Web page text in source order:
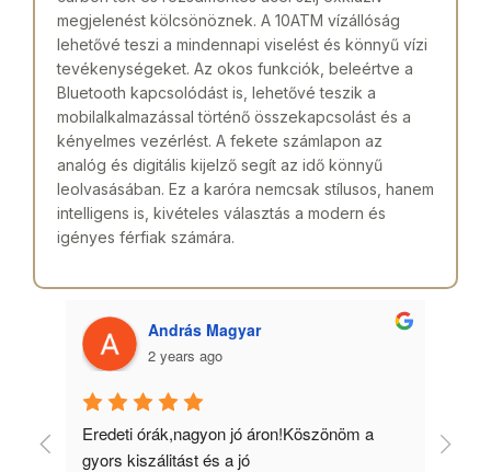
megjelenést kölcsönöznek. A 10ATM vízállóság
lehetővé teszi a mindennapi viselést és könnyű vízi
tevékenységeket. Az okos funkciók, beleértve a
Bluetooth kapcsolódást is, lehetővé teszik a
mobilalkalmazással történő összekapcsolást és a
kényelmes vezérlést. A fekete számlapon az
analóg és digitális kijelző segít az idő könnyű
leolvasásában. Ez a karóra nemcsak stílusos, hanem
intelligens is, kivételes választás a modern és
igényes férfiak számára.
András Magyar
2 years ago
Eredeti órák,nagyon jó áron!Köszönöm a
gyors kiszálitást és a jó